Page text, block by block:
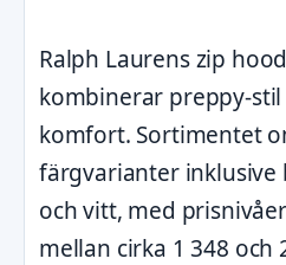
Ralph Laurens zip
kombinerar preppy-
komfort. Sortimentet
färgvarianter inklusive
och vitt, med
mellan cirka 1 348 och